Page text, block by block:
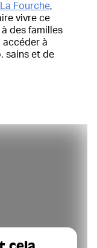
Fourche,
vivre ce
des familles
accéder à
sains et de